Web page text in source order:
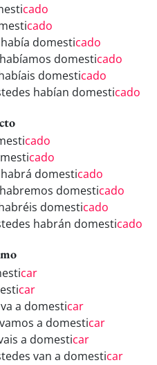
cado
cado
domesticado
domesticado
domesticado
habían domesticado
cado
cado
domesticado
domesticado
domesticado
habrán domesticado
car
car
a domesticar
a domesticar
a domesticar
van a domesticar